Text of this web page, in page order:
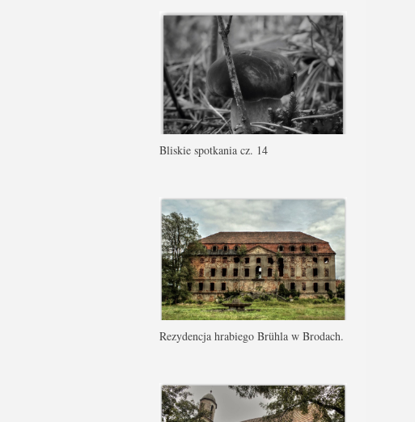
Bliskie spotkania cz. 14
Rezydencja hrabiego Brühla w Brodach.